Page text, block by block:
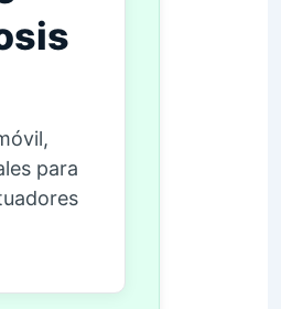
para